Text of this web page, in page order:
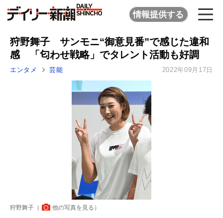
情報提供する
狩野舞子 サンモニ“御意見番”で感じた違和
感 「匂わせ戦略」でタレント活動も好調
エンタメ 芸能 2022年09月17日
狩野舞子（ 他の写真を見る ）